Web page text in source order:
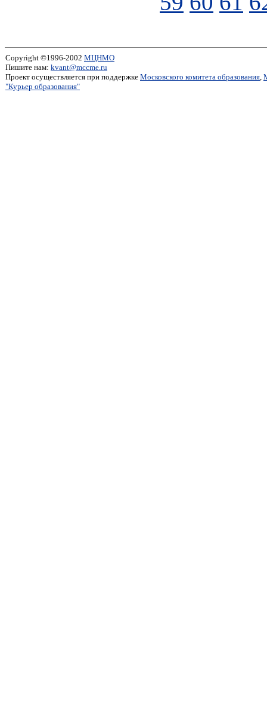
Copyright ©1996-2002 МЦНМО
Пишите нам: kvant@mccme.ru
Проект осуществляется при поддержке Московского комитета образования,
"Курьер образования"